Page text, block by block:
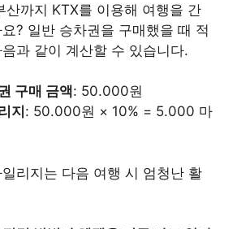
산까지 KTX를 이용해 여행을 간
? 일반 승차권을 구매했을 때 적
과 같이 계산할 수 있습니다.
구매 금액: 50.000원
지 : 50.000원 × 10% = 5.000 마
리지는 다음 여행 시 엄청난 활